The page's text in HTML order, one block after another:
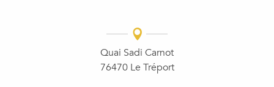
Quai Sadi Carnot
76470 Le Tréport